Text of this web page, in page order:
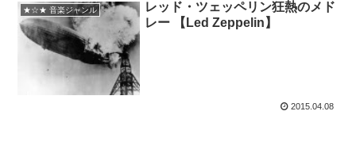
★☆★ 音楽ジャンル
レッド・ツェッペリン狂熱のメド
レー 【Led Zeppelin】
2015.04.08